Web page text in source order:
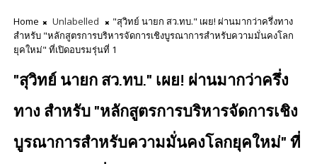
Home Unlabelled
"สุวิทย์ นายก สว.ทบ." เผย! ผ่านมากว่าครึ่งทาง
สำหรับ "หลักสูตรการบริหารจัดการเชิงบูรณาการสำหรับความมั่นคงโลก
ยุคใหม่" ที่เปิดอบรมรุ่นที่ 1
"สุวิทย์ นายก สว.ทบ." เผย! ผ่านมากว่าครึ่ง
ทาง สำหรับ "หลักสูตรการบริหารจัดการเชิง
บูรณาการสำหรับความมั่นคงโลกยุคใหม่" ที่